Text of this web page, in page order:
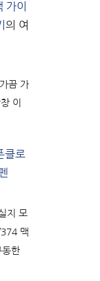
이
의 여
끔 가
이
클로
지 모
맥
한